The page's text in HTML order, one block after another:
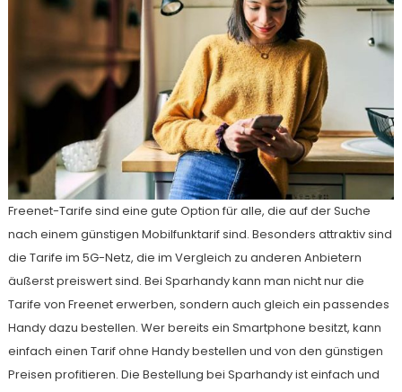
Freenet-Tarife sind eine gute Option für alle, die auf der Suche
nach einem günstigen Mobilfunktarif sind. Besonders attraktiv sind
die Tarife im 5G-Netz, die im Vergleich zu anderen Anbietern
äußerst preiswert sind. Bei Sparhandy kann man nicht nur die
Tarife von Freenet erwerben, sondern auch gleich ein passendes
Handy dazu bestellen. Wer bereits ein Smartphone besitzt, kann
einfach einen Tarif ohne Handy bestellen und von den günstigen
Preisen profitieren. Die Bestellung bei Sparhandy ist einfach und